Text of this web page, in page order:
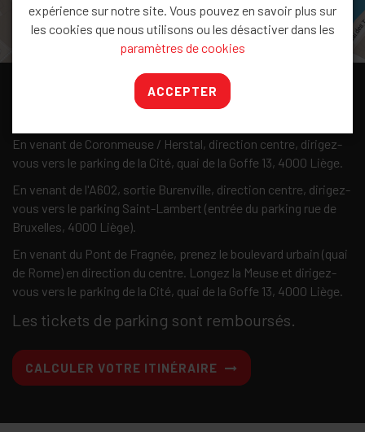
En venant de Coronmeuse / Herstal, direction centre, dirigez-
vous vers le parking de la Cité, quai de la Goffe 13, 4000 Liège.
En venant de l'A602, sortie Burenville, direction centre, dirigez-
vous vers le parking Saint-Lambert (entrée du parking rue de
Bruxelles, 4000 Liège).
En venant du Pont de Fragnée, prenez le boulevard urbain (quai
de Rome) en direction du centre. Longez la Meuse et dirigez-
vous vers le parking de la Cité, quai de la Goffe 13, 4000 Liège.
Les tickets de parking sont remboursés.
CALCULER VOTRE ITINÉRAIRE
expérience sur notre site. Vous pouvez en savoir plus sur
les cookies que nous utilisons ou les désactiver dans les
paramètres de cookies
ACCEPTER